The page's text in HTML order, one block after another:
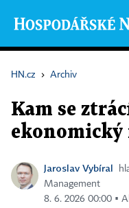
HN.cz › Archiv
Kam se
ekonomický
Jaroslav Vybíral
Management
8. 6. 2026 00:00 ▪